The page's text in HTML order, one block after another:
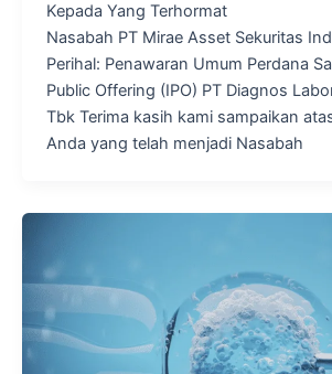
Kepada Yang Terhormat
Nasabah PT Mirae Asset Sekuritas
Perihal: Penawaran Umum Perdana
Public Offering (IPO) PT Diagnos
Tbk Terima kasih kami sampaikan
Anda yang telah menjadi Nasabah